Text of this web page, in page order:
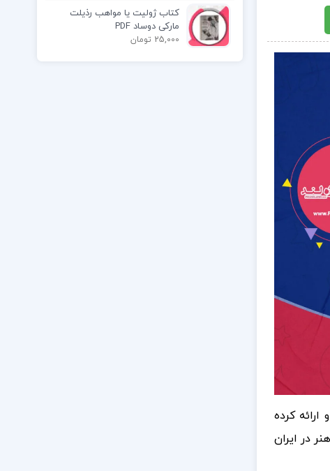
کرده
در ایران
کتاب ژولیت یا مواهب رذیلت
مارکی دوساد PDF
25,000 تومان